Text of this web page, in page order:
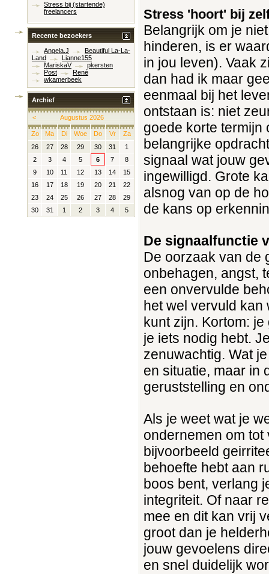
Stress 'hoort' bij
Belangrijk om je
hinderen, is er
in jou leven). Vaak
dan had ik maar
eenmaal bij het
ontstaan is: niet
goede korte termijn
belangrijke
signaal wat jouw
ingewilligd. Grote
alsnog van op de
de kans op
De signaalfunctie
De oorzaak van de
onbehagen, angst,
een onvervulde
het wel vervuld kan
kunt zijn. Kortom:
je iets nodig hebt.
zenuwachtig. Wat
en situatie, maar in
geruststelling en
Als je weet wat je
ondernemen om
bijvoorbeeld
behoefte hebt aan
boos bent, verlang
integriteit. Of naar
mee en dit kan vrij
groot dan je
jouw gevoelens
en snel duidelijk
Stress bij (startende)
freelancers
Recente bezoekers
Angela.J
Beautiful La-La-
Land
Lianne155
MariskaV
pkersten
Post
René
wkamerbeek
Archief
< Augustus 2026
Zo Ma Di Woe Do Vr
Za
26
27 28 29 30 31
1
2
3 4 5 6 7
8
9
10 11 12 13 14
15
16
17 18 19 20 21
22
23
24 25 26 27 28
29
30
31 1 2 3 4 5